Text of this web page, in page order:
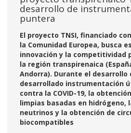
desarrollo de
puntera
El proyecto TNSI, financiado
la Comunidad Europea, busca
innovación y la competitividad
la región transpirenaica
Andorra). Durante el desarrollo
desarrollado instrumentación
contra la COVID-19, la
limpias basadas en hidrógeno,
neutrinos y la obtención de
biocompatibles